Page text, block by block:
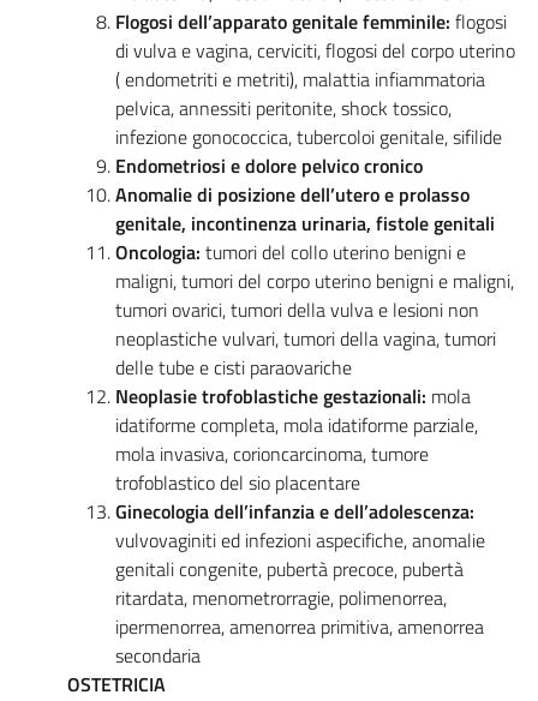
Flogosi dell’apparato genitale femminile: flogosi
di vulva e vagina, cerviciti, flogosi del corpo uterino
( endometriti e metriti), malattia infiammatoria
pelvica, annessiti peritonite, shock tossico,
infezione gonococcica, tubercoloi genitale, sifilide
Endometriosi e dolore pelvico cronico
Anomalie di posizione dell’utero e prolasso
genitale, incontinenza urinaria, fistole genitali
Oncologia: tumori del collo uterino benigni e
maligni, tumori del corpo uterino benigni e maligni,
tumori ovarici, tumori della vulva e lesioni non
neoplastiche vulvari, tumori della vagina, tumori
delle tube e cisti paraovariche
Neoplasie trofoblastiche gestazionali: mola
idatiforme completa, mola idatiforme parziale,
mola invasiva, corioncarcinoma, tumore
trofoblastico del sio placentare
Ginecologia dell’infanzia e dell’adolescenza:
vulvovaginiti ed infezioni aspecifiche, anomalie
genitali congenite, pubertà precoce, pubertà
ritardata, menometrorragie, polimenorrea,
ipermenorrea, amenorrea primitiva, amenorrea
secondaria
OSTETRICIA